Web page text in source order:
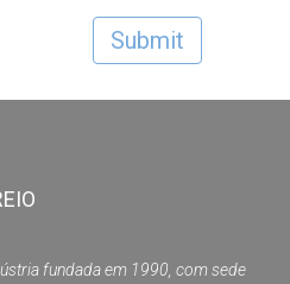
fundada em 1990, com sede